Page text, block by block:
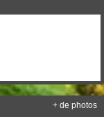
+ de photos